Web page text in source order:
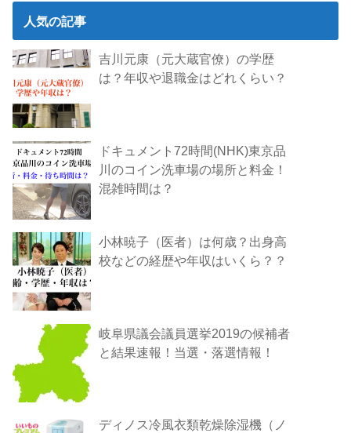
人気の記事
吉川元康（元大蔵官僚）の学歴
は？年収や退職金はどれくらい？
ドキュメント72時間(NHK)東京品
川のコイン洗車場の場所と料金！
混雑時間は？
小林暁子（医者）は何歳？出身高
校などの経歴や年収はいくら？？
岐阜県議会議員選挙2019の候補者
と結果速報！当選・落選情報！
ディノス冷風衣類乾燥除湿機（ノ